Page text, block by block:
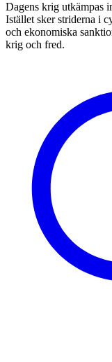
Dagens krig utkämpas
Istället sker striderna i
och ekonomiska
krig och fred.